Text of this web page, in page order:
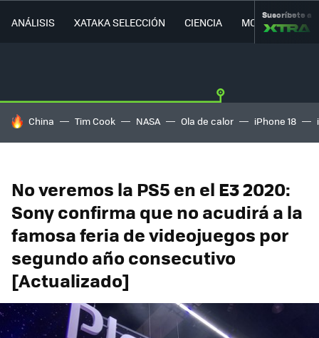
ANÁLISIS XATAKA SELECCIÓN CIENCIA MOVILIDAD
Suscríbete a
HOY SE HABLA DE
China Tim Cook NASA Ola de calor iPhone 18
No veremos la PS5 en el E3 2020:
Sony confirma que no acudirá a la
famosa feria de videojuegos por
segundo año consecutivo
[Actualizado]